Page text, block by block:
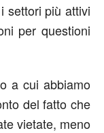
settori più attivi
per questioni
a cui abbiamo
del fatto che
vietate, meno